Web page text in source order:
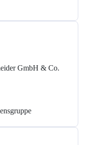
GmbH & Co.